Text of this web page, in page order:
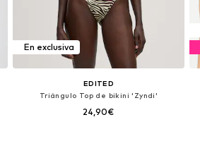
En exclusiva
EDITED
Triángulo Top de bikini 'Zyndi'
24,90€